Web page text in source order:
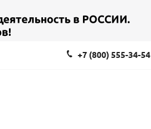
+7 (800) 555-34-54